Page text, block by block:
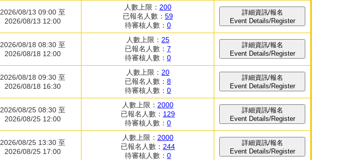
2026/08/13 09:00 至
2026/08/13 12:00
人數上限： 200
已報名人數： 59
待審核人數： 0
詳細資訊/報名
Event Details/Register
2026/08/18 08:30 至
2026/08/18 12:00
人數上限： 25
已報名人數： 7
待審核人數： 0
詳細資訊/報名
Event Details/Register
2026/08/18 09:30 至
2026/08/18 16:30
人數上限： 20
已報名人數： 8
待審核人數： 0
詳細資訊/報名
Event Details/Register
2026/08/25 08:30 至
2026/08/25 12:00
人數上限： 2000
已報名人數： 129
待審核人數： 0
詳細資訊/報名
Event Details/Register
2026/08/25 13:30 至
2026/08/25 17:00
人數上限： 2000
已報名人數： 244
待審核人數： 0
詳細資訊/報名
Event Details/Register